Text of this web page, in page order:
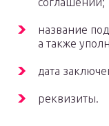
название
а также
дата
реквизиты.